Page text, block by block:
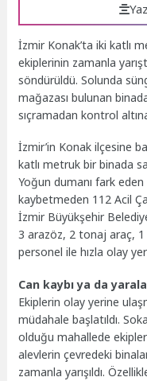
İzmir Konak’ta iki katlı
ekiplerinin zamanla
söndürüldü. Solunda
mağazası bulunan
sıçramadan kontrol altına
İzmir’in Konak ilçesine
katlı metruk bir binada
Yoğun dumanı fark
kaybetmeden 112 Acil
İzmir Büyükşehir
3 arazöz, 2 tonaj araç, 1
personel ile hızla olay
Can kaybı ya da
Ekiplerin olay yerine
müdahale başlatıldı.
olduğu mahallede
alevlerin çevredeki
zamanla yarışıldı.